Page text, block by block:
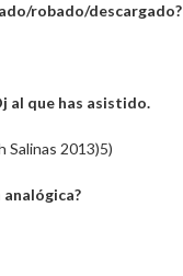
robado/descargado?
al que has asistido.
Salinas 2013)5)